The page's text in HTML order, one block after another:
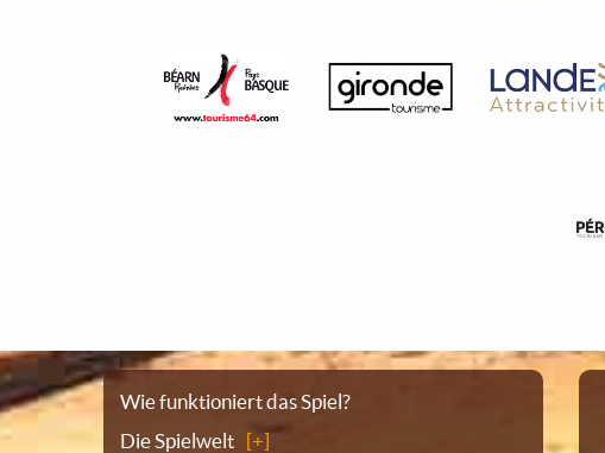
Sitemap
Wie funktioniert das Spiel?
Die Spielwelt